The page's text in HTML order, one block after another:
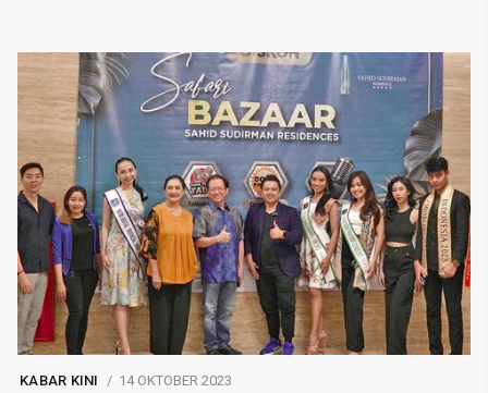
KABAR KINI 14 OKTOBER 2023